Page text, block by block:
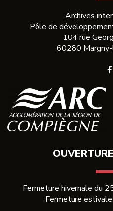
Archives
Pôle de
104 rue
60280
Fermeture hivernale du
Fermeture